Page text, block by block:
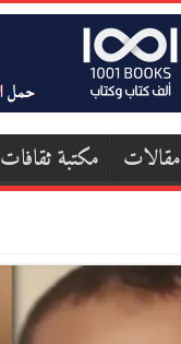
مقالات مكتبة ثقافات